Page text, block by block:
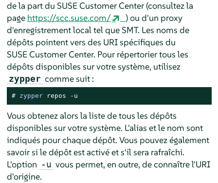
de la part du SUSE Customer Center (consultez la
page https://scc.suse.com/
) ou d'un proxy
d'enregistrement local tel que SMT. Les noms de
dépôts pointent vers des URI spécifiques du
SUSE Customer Center. Pour répertorier tous les
dépôts disponibles sur votre système, utilisez
zypper comme suit :
# zypper repos -u
Vous obtenez alors la liste de tous les dépôts
disponibles sur votre système. L'alias et le nom sont
indiqués pour chaque dépôt. Vous pouvez également
savoir si le dépôt est activé et s'il sera rafraîchi.
L'option -u vous permet, en outre, de connaître l'URI
d'origine.